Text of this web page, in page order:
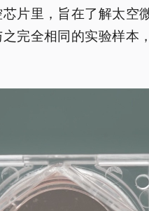
芯片里，旨在了解太空
完全相同的实验样本